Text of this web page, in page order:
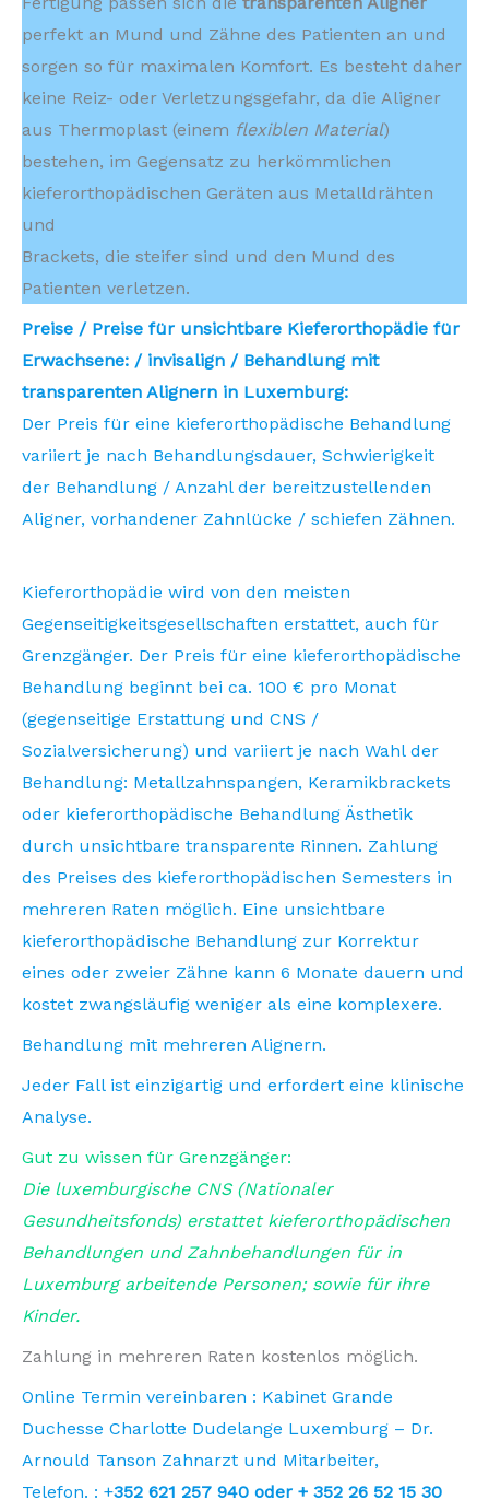
perfekt an Mund und Zähne des Patienten an und
sorgen so für maximalen Komfort. Es besteht daher
keine Reiz- oder Verletzungsgefahr, da die Aligner
aus Thermoplast (einem flexiblen Material)
bestehen, im Gegensatz zu herkömmlichen
kieferorthopädischen Geräten aus Metalldrähten
und
Brackets, die steifer sind und den Mund des
Patienten verletzen.
Preise / Preise für unsichtbare Kieferorthopädie für
Erwachsene: / invisalign / Behandlung mit
transparenten Alignern in Luxemburg:
Der Preis für eine kieferorthopädische Behandlung
variiert je nach Behandlungsdauer, Schwierigkeit
der Behandlung / Anzahl der bereitzustellenden
Aligner, vorhandener Zahnlücke / schiefen Zähnen.
Kieferorthopädie wird von den meisten
Gegenseitigkeitsgesellschaften erstattet, auch für
Grenzgänger. Der Preis für eine kieferorthopädische
Behandlung beginnt bei ca. 100 € pro Monat
(gegenseitige Erstattung und CNS /
Sozialversicherung) und variiert je nach Wahl der
Behandlung: Metallzahnspangen, Keramikbrackets
oder kieferorthopädische Behandlung Ästhetik
durch unsichtbare transparente Rinnen. Zahlung
des Preises des kieferorthopädischen Semesters in
mehreren Raten möglich. Eine unsichtbare
kieferorthopädische Behandlung zur Korrektur
eines oder zweier Zähne kann 6 Monate dauern und
kostet zwangsläufig weniger als eine komplexere.
Behandlung mit mehreren Alignern.
Jeder Fall ist einzigartig und erfordert eine klinische
Analyse.
Gut zu wissen für Grenzgänger:
Die luxemburgische CNS (Nationaler
Gesundheitsfonds) erstattet kieferorthopädischen
Behandlungen und Zahnbehandlungen für in
Luxemburg arbeitende Personen; sowie für ihre
Kinder.
Zahlung in mehreren Raten kostenlos möglich.
Online Termin vereinbaren : Kabinet Grande
Duchesse Charlotte Dudelange Luxemburg – Dr.
Arnould Tanson Zahnarzt und Mitarbeiter,
Telefon. : +352 621 257 940 oder + 352 26 52 15 30